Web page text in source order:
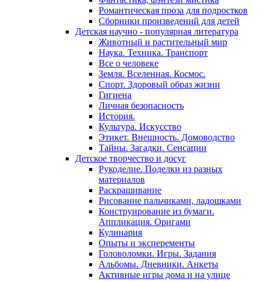
Романтическая проза для подростков
Сборники произведений для детей
Детская научно - популярная литература
Животный и растительный мир
Наука. Техника. Транспорт
Все о человеке
Земля. Вселенная. Космос.
Спорт. Здоровый образ жизни
Гигиена
Личная безопасность
История.
Культура. Искусство
Этикет. Внешность. Домоводство
Тайны. Загадки. Сенсации
Детское творчество и досуг
Рукоделие. Поделки из разных
материалов
Раскрашивание
Рисование пальчиками, ладошками
Конструирование из бумаги.
Аппликация. Оригами
Кулинария
Опыты и эксперементы
Головоломки. Игры. Задания
Альбомы. Дневники. Анкеты
Активные игры дома и на улице